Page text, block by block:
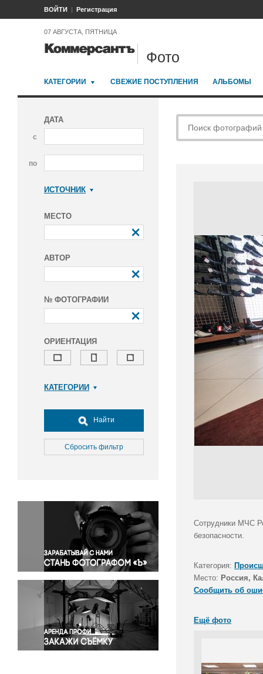
ВОЙТИ Регистрация
07 АВГУСТА, ПЯТНИЦА
Фото
КАТЕГОРИИ СВЕЖИЕ ПОСТУПЛЕНИЯ АЛЬБОМЫ
ДАТА
с
по
ИСТОЧНИК
МЕСТО
АВТОР
№ ФОТОГРАФИИ
ОРИЕНТАЦИЯ
КАТЕГОРИИ
Досуг, туризм и отдых
Культура
Медицина
Окружающая среда
Политика
Правосудие
Происшествия и конфликты
Религия
Светская жизнь
Спорт
Экология
Экономика и бизнес
Найти
Сбросить фильтр
Сотрудники МЧС
безопасности.
Категория:
Место: Россия,
Сообщить об
Ещё фото